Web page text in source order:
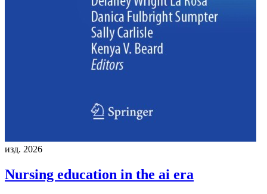
изд. 2026
Nursing education in the ai era